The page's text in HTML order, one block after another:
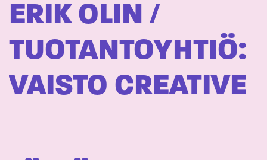
ERIK OLIN /
TUOTANTOYHTIÖ:
VAISTO CREATIVE